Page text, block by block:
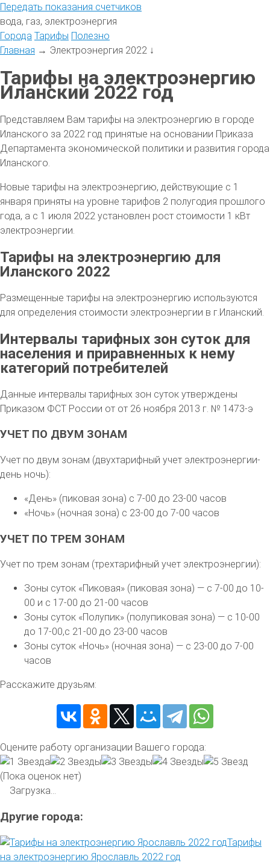
Передать показания счетчиков
вода, газ, электроэнергия
Города Тарифы Полезно
Главная → Электроэнергия 2022 ↓
Тарифы на электроэнергию
Иланский 2022 год
Представляем Вам тарифы на электроэнергию в городе
Иланского за 2022 год принятые на основании Приказа
Департамента экономической политики и развития города
Иланского.
Новые тарифы на электроэнергию, действующие с 1
января приняты на уровне тарифов 2 полугодия прошлого
года, а с 1 июля 2022 установлен рост стоимости 1 кВт
электроэнергии.
Тарифы на электроэнергию для
Иланского 2022
Размещенные тарифы на электроэнергию используются
для определения стоимости электроэнергии в г.Иланский.
Интервалы тарифных зон суток для
населения и приравненных к нему
категорий потребителей
Данные интервалы тарифных зон суток утверждены
Приказом ФСТ России от от 26 ноября 2013 г. № 1473-э
УЧЕТ ПО ДВУМ ЗОНАМ
Учет по двум зонам (двухтарифный учет электроэнергии-
день ночь):
«День» (пиковая зона) с 7-00 до 23-00 часов
«Ночь» (ночная зона) с 23-00 до 7-00 часов
УЧЕТ ПО ТРЕМ ЗОНАМ
Учет по трем зонам (трехтарифный учет электроэнергии):
Зоны суток «Пиковая» (пиковая зона) — с 7-00 до 10-
00 и с 17-00 до 21-00 часов
Зоны суток «Полупик» (полупиковая зона) — с 10-00
до 17-00,с 21-00 до 23-00 часов
Зоны суток «Ночь» (ночная зона) — с 23-00 до 7-00
часов
Расскажите друзьям:
Оцените работу организации Вашего города:
(Пока оценок нет)
Загрузка...
Другие города:
Тарифы
на электроэнергию Ярославль 2022 год